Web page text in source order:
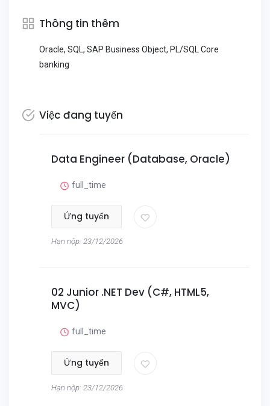
Thông tin thêm
Oracle, SQL, SAP Business Object, PL/SQL Core
banking
Việc đang tuyển
Data Engineer (Database, Oracle)
full_time
Ứng tuyển
Hạn nộp: 23/12/2026
02 Junior .NET Dev (C#, HTML5,
MVC)
full_time
Ứng tuyển
Hạn nộp: 23/12/2026